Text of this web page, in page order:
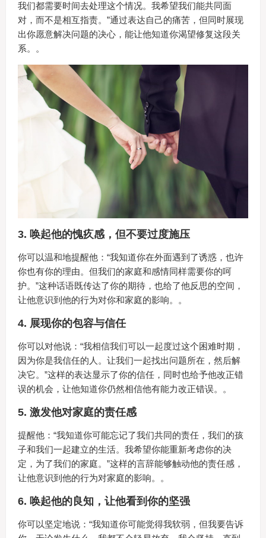
我们都需要时间去处理这个情况。我希望我们能共同面
对，而不是相互指责。”通过表达自己的痛苦，但同时展现
出你愿意解决问题的决心，能让他知道你渴望修复这段关
系。。
3. 唤起他的愧疚感，但不要过度施压
你可以温和地提醒他：“我知道你在外面遇到了诱惑，也许
你也有你的理由。但我们的家庭和感情同样需要你的呵
护。”这种话语既传达了你的期待，也给了他反思的空间，
让他意识到他的行为对你和家庭的影响。。
4. 展现你的包容与信任
你可以对他说：“我相信我们可以一起度过这个困难时期，
因为你是我信任的人。让我们一起找出问题所在，然后解
决它。”这样的表达显示了你的信任，同时也给予他改正错
误的机会，让他知道你仍然相信他有能力改正错误。。
5. 激发他对家庭的责任感
提醒他：“我知道你可能忘记了我们共同的责任，我们的孩
子和我们一起建立的生活。我希望你能重新考虑你的决
定，为了我们的家庭。”这样的言辞能够触动他的责任感，
让他意识到他的行为对家庭的影响。。
6. 唤起他的良知，让他看到你的坚强
你可以坚定地说：“我知道你可能觉得我软弱，但我要告诉